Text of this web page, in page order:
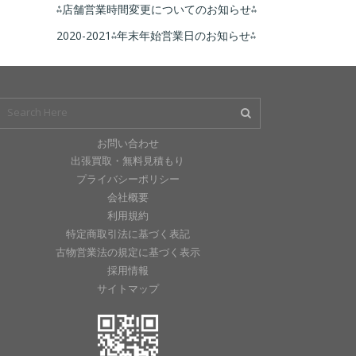
⁂店舗営業時間変更についてのお知らせ⁂
2020-2021⁂年末年始営業日のお知らせ⁂
お問い合わせ
出張買取・無料見積もり
プライバシーポリシー
会社概要
利用規約
特定商取引法に基づく表記
古物営業法の規定に基づく表示
採用情報
サイトマップ